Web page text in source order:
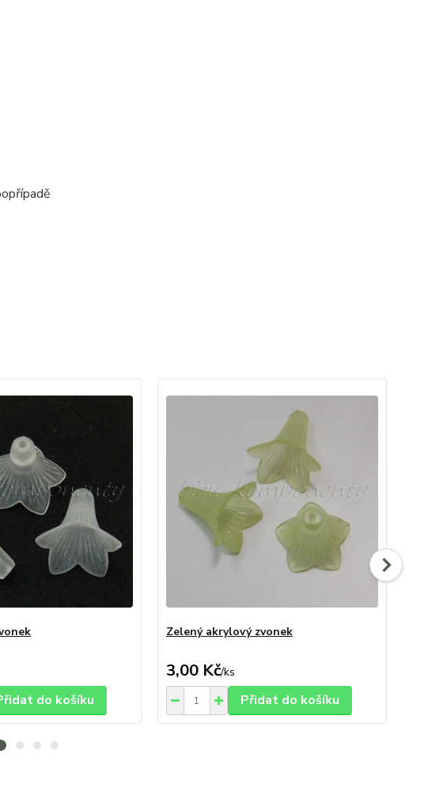
do košíku
Zelený akrylový zvonek
3,00 Kč/ks
Přidat do košíku